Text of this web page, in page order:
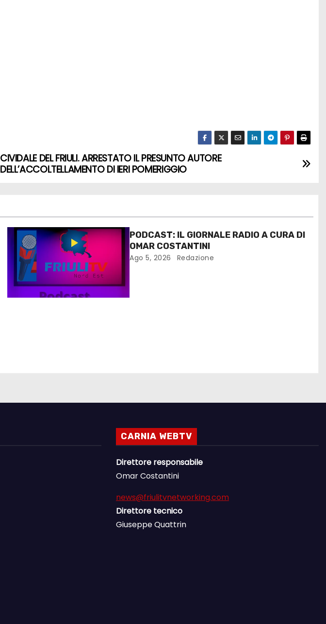
CIVIDALE DEL FRIULI. ARRESTATO IL PRESUNTO AUTORE
DELL’ACCOLTELLAMENTO DI IERI POMERIGGIO
PODCAST: IL GIORNALE RADIO A CURA DI
OMAR COSTANTINI
Ago 5, 2026 Redazione
CARNIA WEBTV
Direttore responsabile
Omar Costantini
news@friulitvnetworking.com
Direttore tecnico
Giuseppe Quattrin